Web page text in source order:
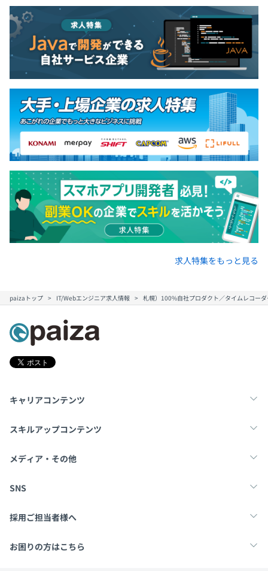
求人特集をもっと見る
paizaトップ IT/Webエンジニア求人情報 札幌）100%自社プロダクト／タイムレコー
キャリアコンテンツ
転職・キャリア
スキルアップコンテンツ
学習
メディア・その他
Tech Team Journal
SNS
X
採用ご担当者様へ
採用・教育をお考えの企業様へ
お困りの方はこちら